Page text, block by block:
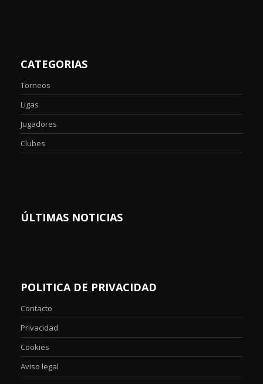
CATEGORIAS
Torneos
Ligas
Jugadores
Clubes
ÚLTIMAS NOTICIAS
POLITICA DE PRIVACIDAD
Contacto
Privacidad
Cookies
Aviso legal